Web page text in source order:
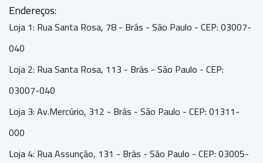
Endereços:
Loja 1: Rua Santa Rosa, 78 - Brás - São Paulo - CEP: 03007-
040
Loja 2: Rua Santa Rosa, 113 - Brás - São Paulo - CEP:
03007-040
Loja 3: Av.Mercúrio, 312 - Brás - São Paulo - CEP: 01311-
000
Loja 4: Rua Assunção, 131 - Brás - São Paulo - CEP: 03005-